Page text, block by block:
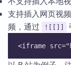
支持插入网页视
频，通过
![[]]
<iframe